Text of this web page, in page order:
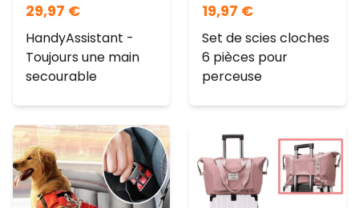
29,97 €
HandyAssistant -
Toujours une main
secourable
19,97 €
Set de scies cloches
6 pièces pour
perceuse